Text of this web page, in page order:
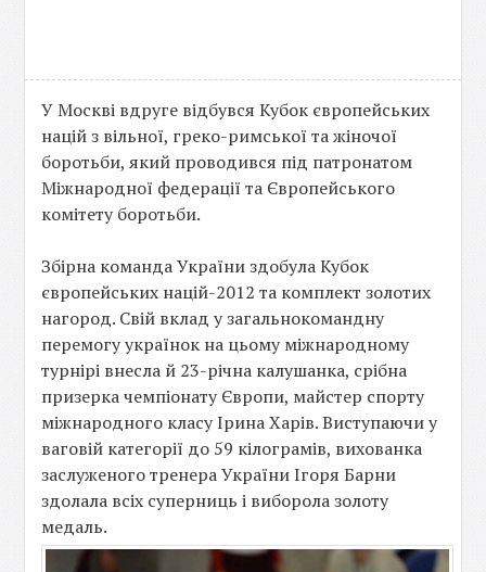
У Москві вдруге відбувся Кубок європейських
націй з вільної, греко-римської та жіночої
боротьби, який проводився під патронатом
Міжнародної федерації та Європейського
комітету боротьби.
Збірна команда України здобула Кубок
європейських націй-2012 та комплект золотих
нагород. Свій вклад у загальнокомандну
перемогу українок на цьому міжнародному
турнірі внесла й 23-річна калушанка, срібна
призерка чемпіонату Європи, майстер спорту
міжнародного класу Ірина Харів. Виступаючи у
ваговій категорії до 59 кілограмів, вихованка
заслуженого тренера України Ігоря Барни
здолала всіх суперниць і виборола золоту
медаль.